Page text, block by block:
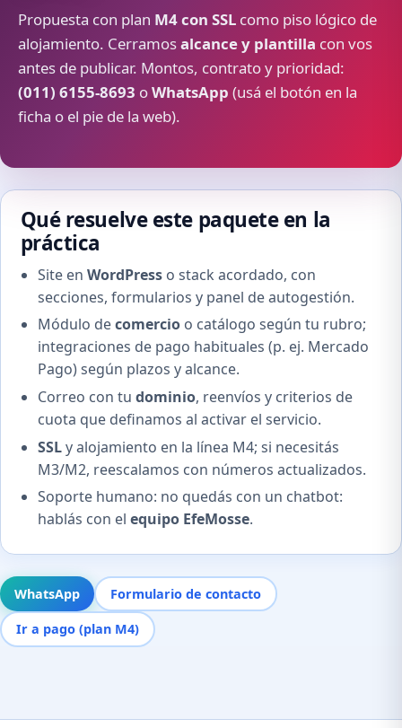
Propuesta con plan M4 con SSL como piso lógico de
alojamiento. Cerramosalcance y plantilla con vos
antes de publicar. Montos, contrato y prioridad:
(011) 6155-8693 oWhatsApp (usá el botón en la
ficha o el pie de la web).
Qué resuelve este paquete en la
práctica
Site en WordPresso stack acordado, con
secciones, formularios y panel de autogestión.
Módulo decomercioo catálogo según tu rubro;
integraciones de pago habituales (p. ej. Mercado
Pago) según plazos y alcance.
Correo con tu dominio, reenvíos y criterios de
cuota que definamos al activar el servicio.
SSLy alojamiento en la línea M4; si necesitás
M3/M2, reescalamos con números actualizados.
Soporte humano: no quedás con un chatbot:
hablás con el equipo EfeMosse.
WhatsApp Formulario de contacto
Ir a pago (plan M4)